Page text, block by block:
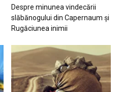
Despre minunea vindecării
slăbănogului din Capernaum și
Rugăciunea inimii